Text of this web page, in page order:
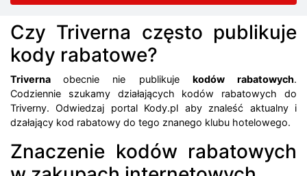
Czy Triverna często publikuje
kody rabatowe?
Trivernaobecnie nie publikuje kodów rabatowych.
Codziennie szukamy działających kodów rabatowych do
Triverny. Odwiedzaj portal Kody.pl aby znaleść aktualny i
dzałający kod rabatowy do tego znanego klubu hotelowego.
Znaczenie kodów rabatowych